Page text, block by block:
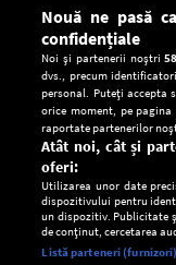
Setări:
Nouă ne pasă
confidențiale
Noi și partenerii noștri
dvs., precum
personal. Puteți accepta
orice moment, pe
raportate partenerilor
Atât noi, cât și
oferi:
Utilizarea unor date
dispozitivului pentru
un dispozitiv. Publicitate
de conținut, cercetarea
Listă parteneri (furnizori)